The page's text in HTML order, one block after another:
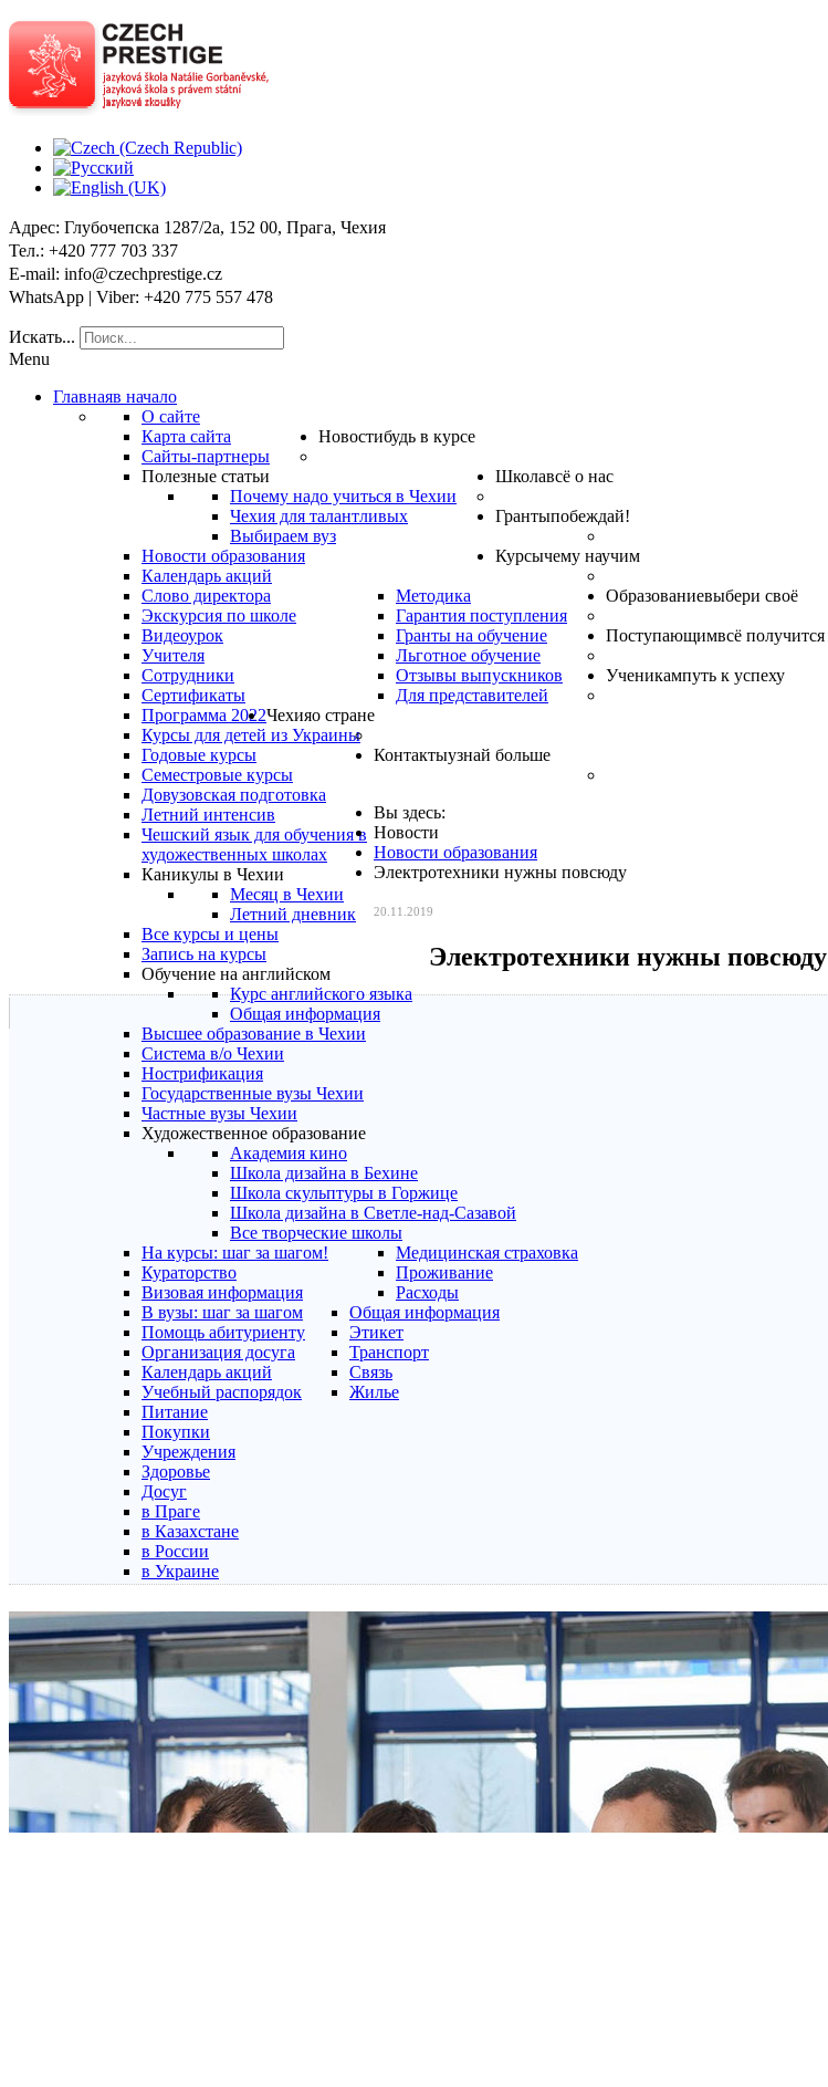
Адрес: Глубочепска 1287/2a, 152 00, Прага, Чехия
Тел.: +420 777 703 337
E-mail: info@czechprestige.cz
WhatsApp | Viber: +420 775 557 478
Искать...
Menu
Главнаяв начало
О сайте
Карта сайта
Сайты-партнеры
Новостибудь в курсе
Полезные статьи
Почему надо учиться в Чехии
Чехия для талантливых
Выбираем вуз
Новости образования
Календарь акций
Школавсё о нас
Слово директора
Экскурсия по школе
Видеоурок
Учителя
Сотрудники
Сертификаты
Методика
Гарантия поступления
Гранты на обучение
Льготное обучение
Отзывы выпускников
Для представителей
Грантыпобеждай!
Программа 2022
Курсычему научим
Курсы для детей из Украины
Годовые курсы
Семестровые курсы
Довузовская подготовка
Летний интенсив
Чешский язык для обучения в
художественных школах
Каникулы в Чехии
Месяц в Чехии
Летний дневник
Все курсы и цены
Запись на курсы
Образованиевыбери своё
Обучение на английском
Курс английского языка
Общая информация
Высшее образование в Чехии
Система в/о Чехии
Нострификация
Государственные вузы Чехии
Частные вузы Чехии
Художественное образование
Академия кино
Школа дизайна в Бехине
Школа скульптуры в Горжице
Школа дизайна в Светле-над-Сазавой
Все творческие школы
Поступающимвсё получится
На курсы: шаг за шагом!
Кураторство
Визовая информация
Медицинская страховка
Проживание
Расходы
Ученикампуть к успеху
В вузы: шаг за шагом
Помощь абитуриенту
Организация досуга
Календарь акций
Учебный распорядок
Чехияо стране
Общая информация
Этикет
Транспорт
Связь
Жилье
Питание
Покупки
Учреждения
Здоровье
Досуг
Контактыузнай больше
в Праге
в Казахстане
в России
в Украине
Вы здесь:
Новости
Новости образования
Электротехники нужны повсюду
20.11.2019
Электротехники нужны повсюду